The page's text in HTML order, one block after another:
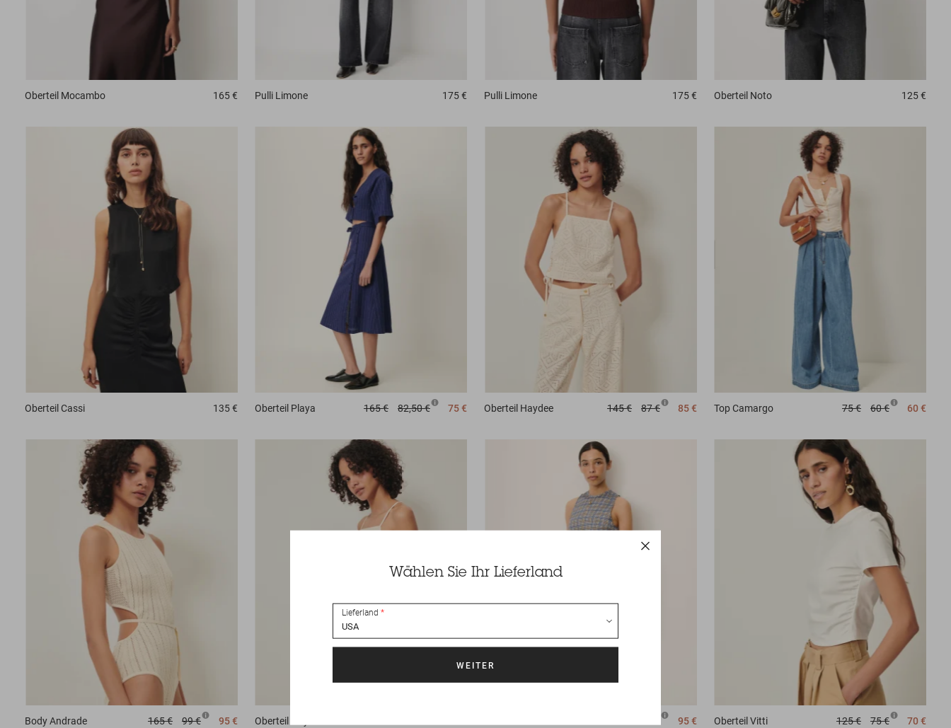
Oberteil Mocambo 165 € Pulli Limone 175 € Pulli Limone 175 € Oberteil Noto 125 €
Oberteil Cassi 135 € Oberteil Playa 165 € 82,50 € 75 € Oberteil Haydee 145 € 87 € 85 € Top Camargo 75 € 60 € 60 €
BodyAndrade 165 € 99 € 95 € Oberteil 95 € Oberteil Vitti 125 € 75 € 70 €
Wählen Sie Ihr Lieferland
Lieferland